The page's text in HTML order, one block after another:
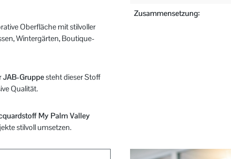
Oberfläche mit stilvoller
Wintergärten, Boutique-
JAB-Gruppesteht dieser Stoff
Qualität.
My Palm Valley
stilvoll umsetzen.
Zusammensetzung: